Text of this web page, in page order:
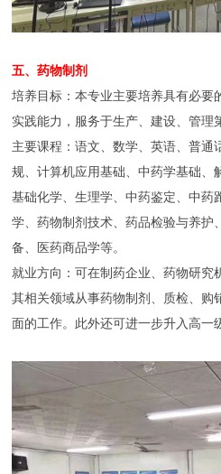
五、药物制剂
培养目标：本专业主要培养具有必要
实践能力，服务于生产、建设、管理
主要课程：语文、数学、英语、普通
规、计算机应用基础、中药学基础、
基础化学、生理学、中药鉴定、中药
学、药物制剂技术、药品检验与养护
备、医药商品学等。
就业方向：可在制药企业、药物研究
其相关领域从事药物制剂、质检、购
面的工作。此外还可进一步升入高一